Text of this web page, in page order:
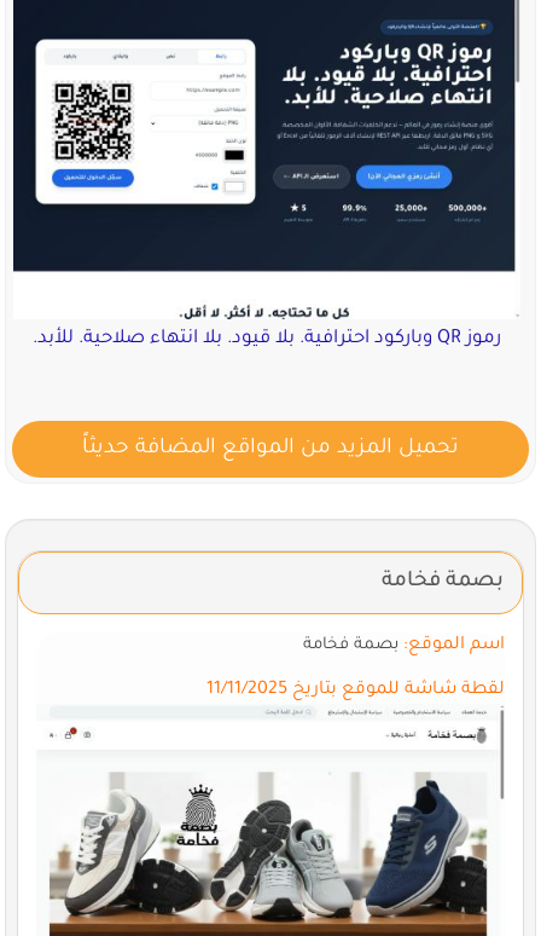
رموز QR وباركود احترافية. بلا قيود. بلا انتهاء صلاحية. للأبد.
تحميل المزيد من المواقع المضافة حديثاً
بصمة فخامة
اسم الموقع:بصمة فخامة
لقطة شاشة للموقع بتاريخ 11/11/2025